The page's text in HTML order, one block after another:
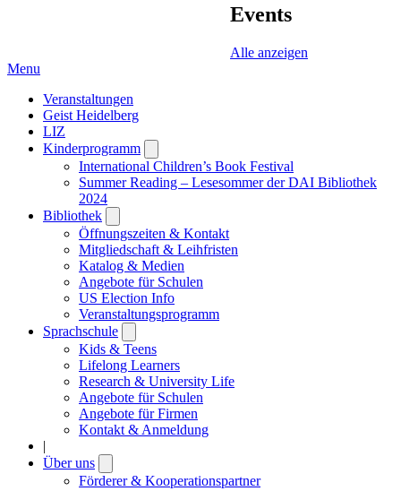
Events
Alle anzeigen
Menu
Veranstaltungen
Geist Heidelberg
LIZ
Kinderprogramm
submenu
International Children’s Book Festival
Summer Reading – Lesesommer der DAI Bibliothek
2024
Bibliothek
submenu
Öffnungszeiten & Kontakt
Mitgliedschaft & Leihfristen
Katalog & Medien
Angebote für Schulen
US Election Info
Veranstaltungsprogramm
Sprachschule
submenu
Kids & Teens
Lifelong Learners
Research & University Life
Angebote für Schulen
Angebote für Firmen
Kontakt & Anmeldung
|
Über uns
submenu
Förderer & Kooperationspartner